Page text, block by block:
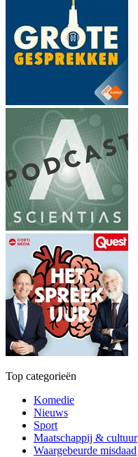
Top categorieën
Komedie
Nieuws
Sport
Maatschappij & cultuur
Waargebeurde misdaad